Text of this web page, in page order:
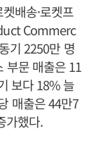
배송·로켓프
Commerc
기 2250만 명
부문 매출은 11
보다 18% 늘
매출은 44만7
가했다.